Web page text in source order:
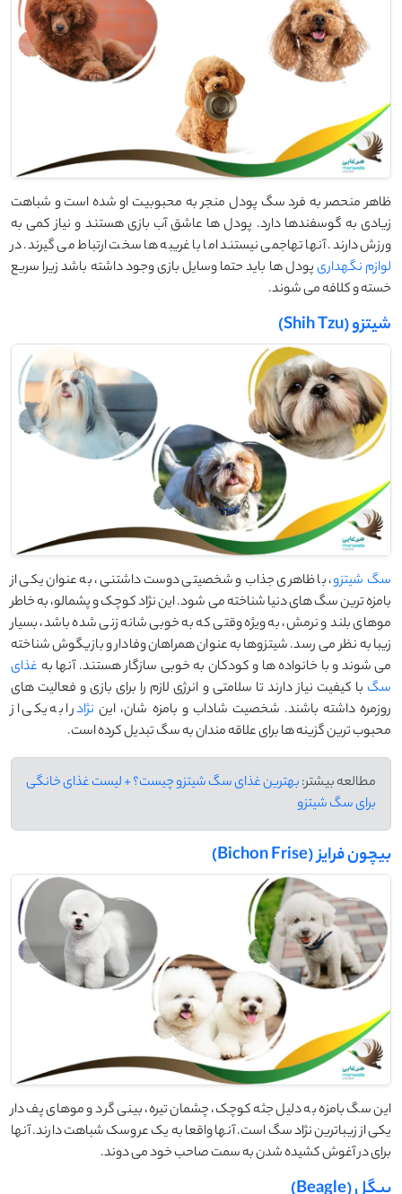
ظاهر منحصر به فرد سگ پودل منجر به محبوبیت او شده است و شباهت
زیادی به گوسفندها دارد. پودل ها عاشق آب بازی هستند و نیاز کمی به
ورزش دارند. آنها تهاجمی نیستند اما با غریبه ها سخت ارتباط می گیرند. در
لوازم نگهداریپودل ها باید حتما وسایل بازی وجود داشته باشد زیرا سریع
خسته و کلافه می شوند.
شیتزو (Shih Tzu)
سگ شیتزو، با ظاهری جذاب و شخصیتی دوست‌ داشتنی، به عنوان یکی از
بامزه‌ ترین سگ ‌های دنیا شناخته می‌ شود. این نژاد کوچک و پشمالو، به خاطر
موهای بلند و نرمش، به ویژه وقتی که به خوبی شانه ‌زنی شده باشد، بسیار
زیبا به نظر می ‌رسد. شیتزوها به عنوان همراهان وفادار و بازیگوش شناخته
می ‌شوند و با خانواده‌ ها و کودکان به خوبی سازگار هستند. آنها به غذای
سگ با کیفیت نیاز دارند تا سلامتی و انرژی لازم را برای بازی و فعالیت های
روزمره داشته باشند. شخصیت شاداب و بامزه‌ شان، این نژادرا به یکی از
محبوب ‌ترین گزینه ‌ها برای علاقه ‌مندان به سگ تبدیل کرده است.
مطالعه بیشتر:بهترین غذای سگ شیتزو چیست؟ + لیست غذای خانگی
برای سگ شیتزو
بیچون فرایز (Bichon Frise)
این سگ بامزه به دلیل جثه کوچک، چشمان تیره، بینی گرد و موهای پف دار
یکی از زیباترین نژاد سگ است. آنها واقعا به یک عروسک شباهت دارند. آنها
برای در آغوش کشیده شدن به سمت صاحب خود می دوند.